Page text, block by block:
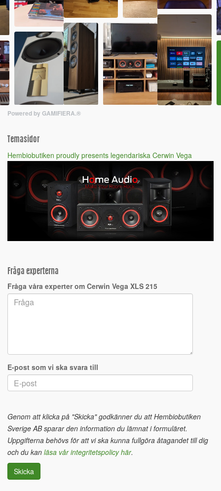
Powered by GAMIFIERA.®
Temasidor
Hembiobutiken proudly presents legendariska Cerwin Vega
Fråga experterna
Fråga våra experter om Cerwin Vega XLS 215
E-post som vi ska svara till
Genom att klicka på "Skicka" godkänner du att Hembiobutiken
Sverige AB sparar den information du lämnat i formuläret.
Uppgifterna behövs för att vi ska kunna fullgöra åtagandet till dig
och du kan läsa vår integritetspolicy här.
Skicka